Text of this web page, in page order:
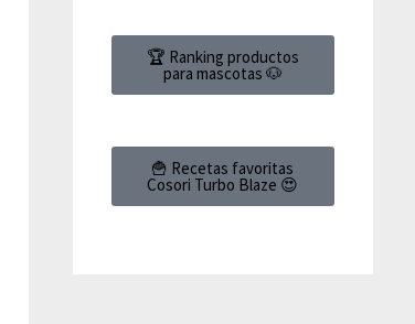
🏆 Ranking productos
para mascotas 🐶
🍟 Recetas favoritas
Cosori Turbo Blaze 😍